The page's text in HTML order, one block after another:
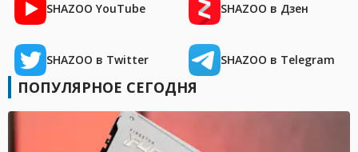
SHAZOO YouTube SHAZOO в Дзен
SHAZOO в Twitter SHAZOO в Telegram
ПОПУЛЯРНОЕ СЕГОДНЯ